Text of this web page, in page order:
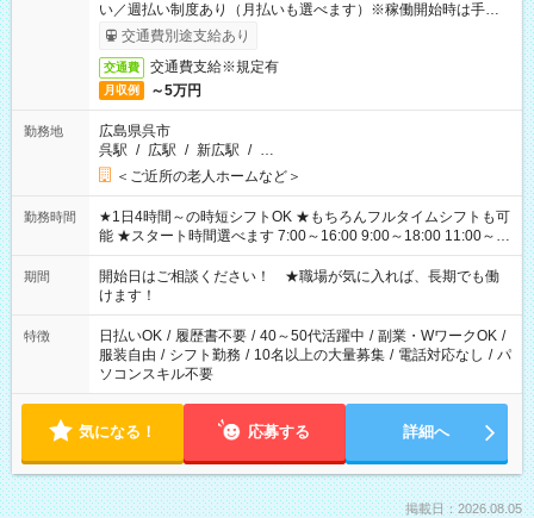
い／週払い制度あり（月払いも選べます）※稼働開始時は手続き
完了次第のお支払いとなります。
交通費別途支給あり
交通費 交通費支給※規定有
月収例 ～5万円
勤務地
広島県呉市
呉駅 / 広駅 / 新広駅 / …
＜ご近所の老人ホームなど＞
勤務時間
★1日4時間～の時短シフトOK ★もちろんフルタイムシフトも可
能 ★スタート時間選べます 7:00～16:00 9:00～18:00 11:00～
20:00 など 残業なし！ ※Wワークの場合、他のお仕事と合わせ
週40時間超の就業はご案内できません ※法令に基づき、週20時
間以上勤務は社会保険への加入対象となります ※労働者派遣法
（日雇い派遣の原則禁止）により、短時間・短期間の就業はご
案内が難しい場合があります
期間
開始日はご相談ください！ ★職場が気に入れば、長期でも働
けます！
特徴 日払いOK / 履歴書不要 / 40～50代活躍中 / 副業・WワークOK /
服装自由 / シフト勤務 / 10名以上の大量募集 / 電話対応なし / パ
ソコンスキル不要
気になる！ 応募する 詳細へ
掲載日：2026.08.05